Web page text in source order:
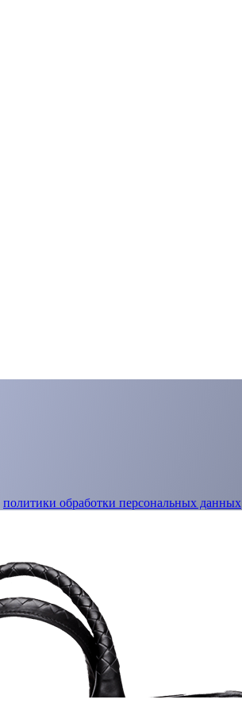
политики обработки персональных данных